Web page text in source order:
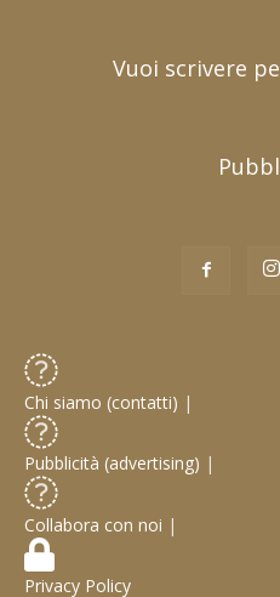
Vuoi scrivere
Chi siamo (contatti) |
Pubblicità (advertising) |
Collabora con noi |
Privacy Policy